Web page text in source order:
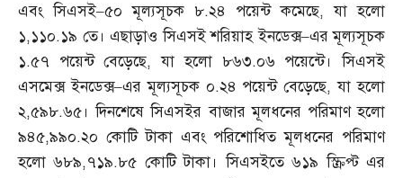
এবং সিএসই–৫০ মূল্যসূচক ৮.২৪ পয়েন্ট কমেছে,যা হলো
১,১১০.১৯ তে। এছাড়াও সিএসই শরিয়াহ ইনডেক্স–এর মূল্যসূচক
১.৫৭ পয়েন্ট বেড়েছে,যা হলো ৮৬৩.০৬ পয়েন্টে। সিএসই
এসমেক্স ইনডেক্স–এর মূল্যসূচক ০.২৪ পয়েন্ট বেড়েছে,যা হলো
২,৫৯৮.৬৫। দিনশেষে সিএসইর বাজার মূলধনের পরিমাণ হলো
৯৪৫,৯৯০.২০ কোটি টাকা এবং পরিশোধিত মূলধনের পরিমাণ
হলো ৬৮৯,৭১৯.৮৫ কোটি টাকা। সিএসইতে ৬১৯ স্ক্রিপ্ট এর